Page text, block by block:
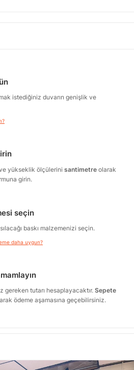
istediğiniz duvarın genişlik ve
ve yükseklik ölçülerini santimetre olarak
girin.
seçin
baskı malzemenizi seçin.
daha uygun?
gereken tutarı hesaplayacaktır. Sepete
ödeme aşamasına geçebilirsiniz.